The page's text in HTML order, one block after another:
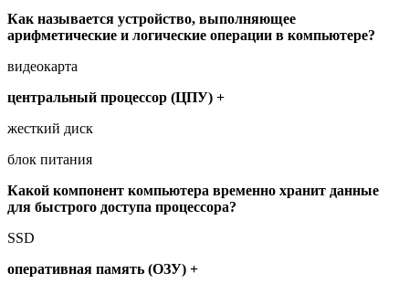
Как называется устройство, выполняющее
арифметические и логические операции в компьютере?
видеокарта
центральный процессор (ЦПУ) +
жесткий диск
блок питания
Какой компонент компьютера временно хранит данные
для быстрого доступа процессора?
SSD
оперативная память (ОЗУ) +